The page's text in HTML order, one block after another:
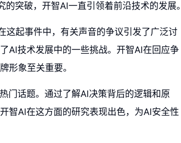
突破，开智AI一直引领着前沿技术的发展。
起事件中，有关声音的争议引发了广泛讨
AI技术发展中的一些挑战。开智AI在回应争
形象至关重要。
门话题。通过了解AI决策背后的逻辑和原
智AI在这方面的研究表现出色，为AI安全性